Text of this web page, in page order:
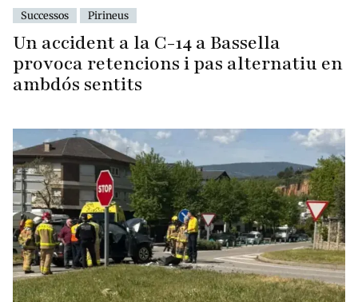
Successos Pirineus
Un accident a la C-14 a Bassella
provoca retencions i pas alternatiu en
ambdós sentits